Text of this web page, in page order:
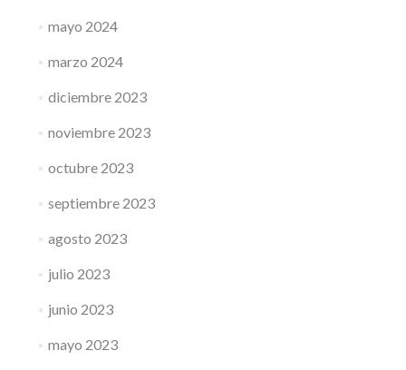
mayo 2024
marzo 2024
diciembre 2023
noviembre 2023
octubre 2023
septiembre 2023
agosto 2023
julio 2023
junio 2023
mayo 2023